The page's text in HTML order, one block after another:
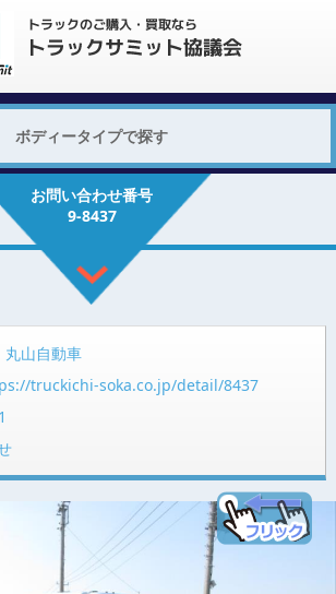
ボディータイプで探す
お問い合わせ番号
9-8437
丸山自動車
truckichi-soka.co.jp/detail/8437